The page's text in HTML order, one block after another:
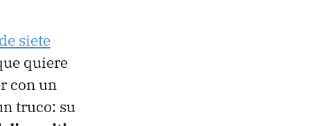
siete
quiere
con un
truco: su